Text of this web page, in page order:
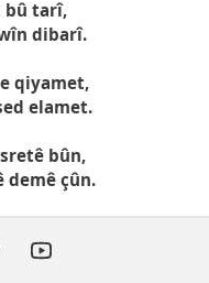
bû tarî,
dibarî.
qiyamet,
elamet.
bûn,
demê çûn.
dalan.